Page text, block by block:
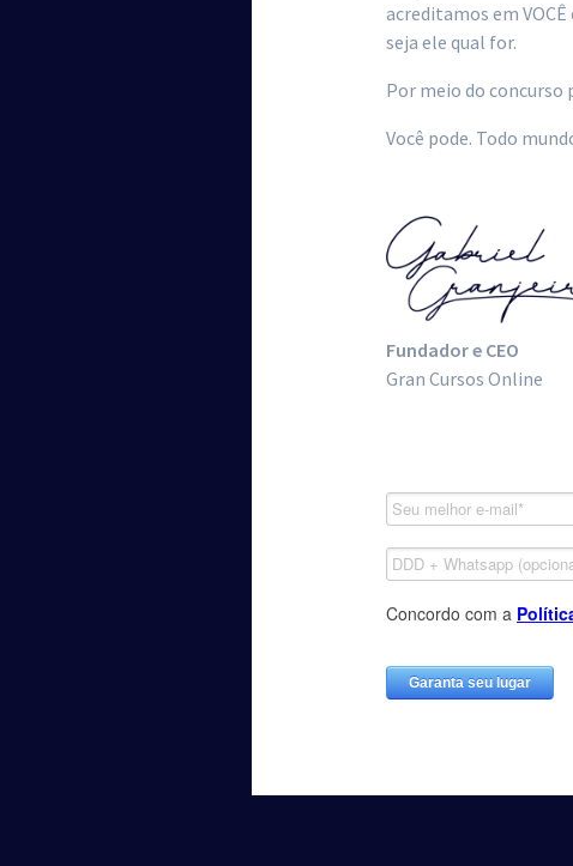
acreditamos em
seja ele qual for.
Por meio do concurso
Você pode. Todo
Fundador e CEO
Gran Cursos Online